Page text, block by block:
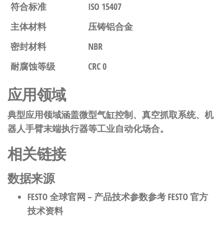
符合标准
ISO 15407
主体材料
压铸铝合金
密封材料
NBR
耐腐蚀等级
CRC 0
应用领域
典型应用领域涵盖微型气缸控制、真空抓取系统、机
器人手臂末端执行器等工业自动化场合。
相关链接
数据来源
FESTO 全球官网 – 产品技术参数参考 FESTO 官方
技术资料